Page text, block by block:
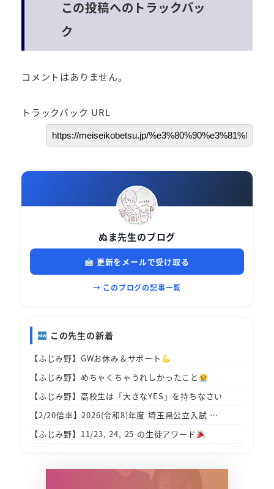
この投稿へのトラックバッ
ク
コメントはありません。
トラックバック URL
ぬま先生のブログ
更新をメールで受け取る
→ このブログの記事一覧
この先生の新着
【ふじみ野】GWお休み＆サポート
【ふじみ野】めちゃくちゃうれしかったこと
【ふじみ野】高校生は「大きなYES」を持ちなさい
【2/20倍率】2026(令和8)年度 埼玉県公立入試 …
【ふじみ野】11/23, 24, 25 の生徒アワード